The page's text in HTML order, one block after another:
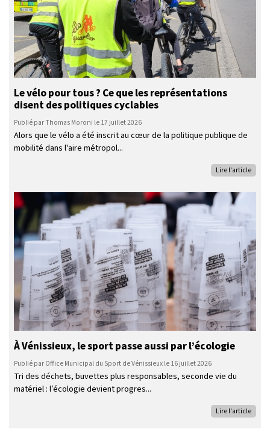
Le vélo pour tous ? Ce que les représentations
disent des politiques cyclables
Publié par Thomas Moroni le 17 juillet 2026
Alors que le vélo a été inscrit au cœur de la politique publique de
mobilité dans l'aire métropol
Lire l'article
À Vénissieux, le sport passe aussi par l’écologie
Publié par Office Municipal du Sport de Vénissieux le 16 juillet 2026
Tri des déchets, buvettes plus responsables, seconde vie du
matériel : l’écologie devient progres
Lire l'article